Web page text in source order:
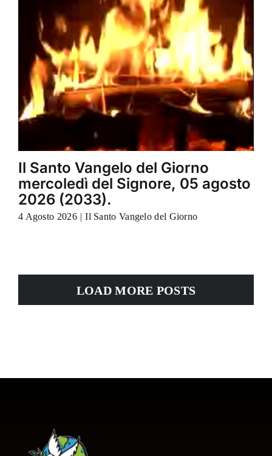
Il Santo Vangelo del Giorno
mercoledì del Signore, 05 agosto
2026 (2033).
4 Agosto 2026 | Il Santo Vangelo del Giorno
LOAD MORE POSTS